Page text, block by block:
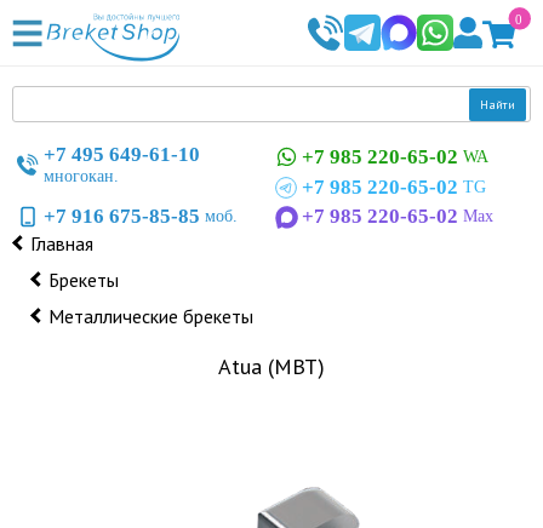
0
Найти
+7 495 649-61-10
многокан.
+7 916 675-85-85 моб.
+7 985 220-65-02 WA
+7 985 220-65-02 TG
+7 985 220-65-02 Max
Главная
Брекеты
Металлические брекеты
Atua (MBT)